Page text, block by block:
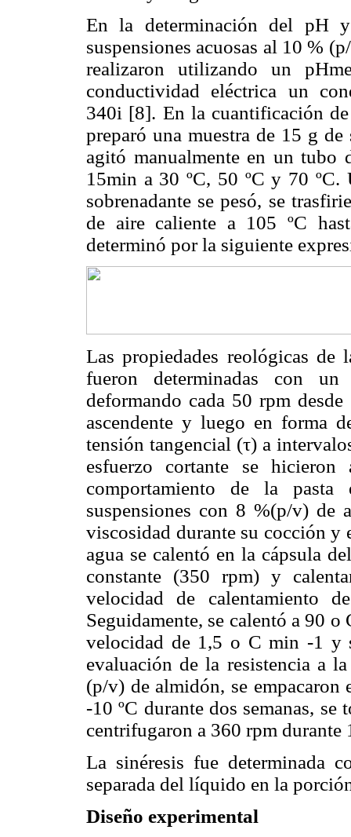
En la determinación del pH y
suspensiones acuosas al 10 %
realizaron utilizando un
conductividad eléctrica un
340i [8]. En la cuantificación
preparó una muestra de 15 g
agitó manualmente en un tubo
15min a 30 ºC, 50 ºC y 70
sobrenadante se pesó, se
de aire caliente a 105 ºC
determinó por la siguiente
Las propiedades reológicas
fueron determinadas con
deformando cada 50 rpm
ascendente y luego en forma
tensión tangencial (τ) a
esfuerzo cortante se
comportamiento de la
suspensiones con 8 %(p/v) de
viscosidad durante su cocción y
agua se calentó en la cápsula
constante (350 rpm) y
velocidad de calentamiento
Seguidamente, se calentó a 90
velocidad de 1,5 o C min -1 y
evaluación de la resistencia a
(p/v) de almidón, se empacaron
-10 ºC durante dos semanas,
centrifugaron a 360 rpm durante
La sinéresis fue determinada
separada del líquido en la
Diseño experimental